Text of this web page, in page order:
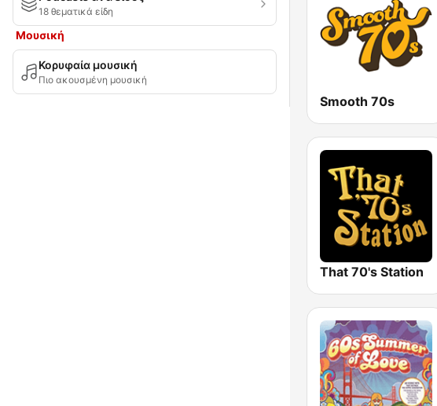
18 θεματικά είδη
Μουσική
Κορυφαία μουσική
Πιο ακουσμένη μουσική
Smooth 70s
That 70's Station